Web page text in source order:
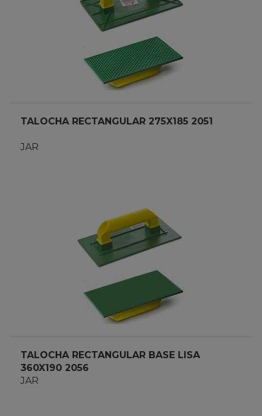
TALOCHA RECTANGULAR 275X185 2051
JAR
TALOCHA RECTANGULAR BASE LISA
360X190 2056
JAR